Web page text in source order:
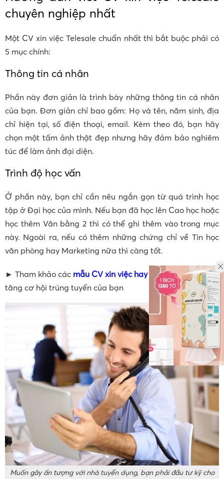
chuyên nghiệp nhất
Một CV xin việc Telesale chuẩn nhất thì bắt buộc phải có
5 mục chính:
Thông tin cá nhân
Phần này đơn giản là trình bày những thông tin cá nhân
của bạn. Đơn giản chỉ bao gồm: Họ và tên, năm sinh, địa
chỉ hiện tại, số điện thoại, email. Kèm theo đó, bạn hãy
chọn một tấm ảnh thật đẹp nhưng hãy đảm bảo nghiêm
túc để làm ảnh đại diện.
Trình độ học vấn
Ở phần này, bạn chỉ cần nêu ngắn gọn từ quá trình học
tập ở Đại học của mình. Nếu bạn đã học lên Cao học hoặc
học thêm Văn bằng 2 thì có thể ghi thêm vào trong mục
này. Ngoài ra, nếu có thêm những chứng chỉ về Tin học
văn phòng hay Marketing nữa thì càng tốt.
► Tham khảo các mẫu CV xin việc hayhiện nay để gia
tăng cơ hội trúng tuyển của bạn
Muốn gây ấn tượng với nhà tuyển dụng, bạn phải đầu tư kỹ cho